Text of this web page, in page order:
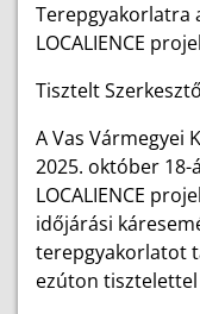
Terepgyakorlatra
LOCALIENCE
Tisztelt
A Vas Vármegyei
2025. október 18-
LOCALIENCE
időjárási
terepgyakorlatot
ezúton